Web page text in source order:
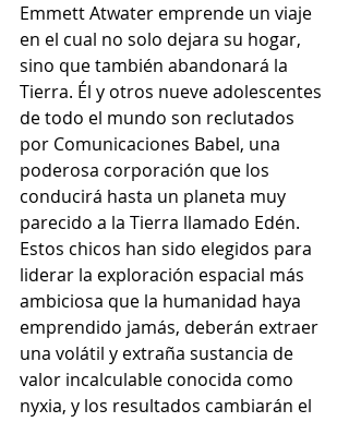
Emmett Atwater emprende un viaje
en el cual no solo dejara su hogar,
sino que también abandonará la
Tierra. Él y otros nueve adolescentes
de todo el mundo son reclutados
por Comunicaciones Babel, una
poderosa corporación que los
conducirá hasta un planeta muy
parecido a la Tierra llamado Edén.
Estos chicos han sido elegidos para
liderar la exploración espacial más
ambiciosa que la humanidad haya
emprendido jamás, deberán extraer
una volátil y extraña sustancia de
valor incalculable conocida como
nyxia, y los resultados cambiarán el